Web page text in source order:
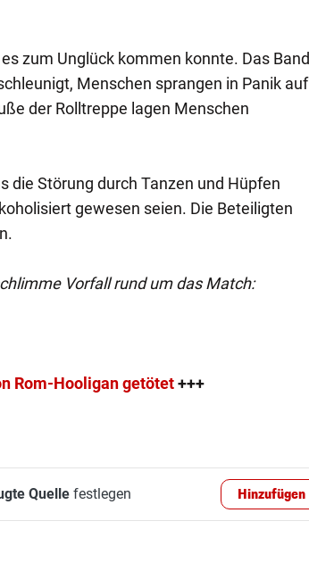
zum Unglück kommen konnte. Das Band
Menschen sprangen in Panik auf
der Rolltreppe lagen Menschen
die Störung durch Tanzen und Hüpfen
gewesen seien. Die Beteiligten
Vorfall rund um das Match:
Rom-Hooligan getötet+++
Quellefestlegen Hinzufügen